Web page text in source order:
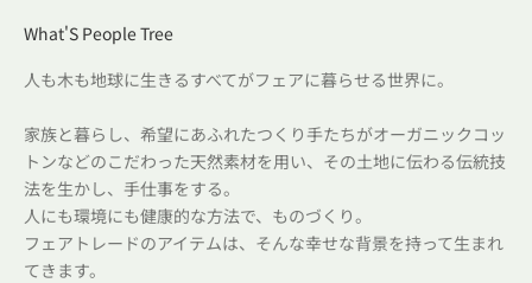
What'S People Tree
人も木も地球に生きるすべてがフェアに暮らせる世界に。
家族と暮らし、希望にあふれたつくり手たちがオーガニックコッ
トンなどのこだわった天然素材を用い、その土地に伝わる伝統技
法を生かし、手仕事をする。
人にも環境にも健康的な方法で、ものづくり。
フェアトレードのアイテムは、そんな幸せな背景を持って生まれ
てきます。